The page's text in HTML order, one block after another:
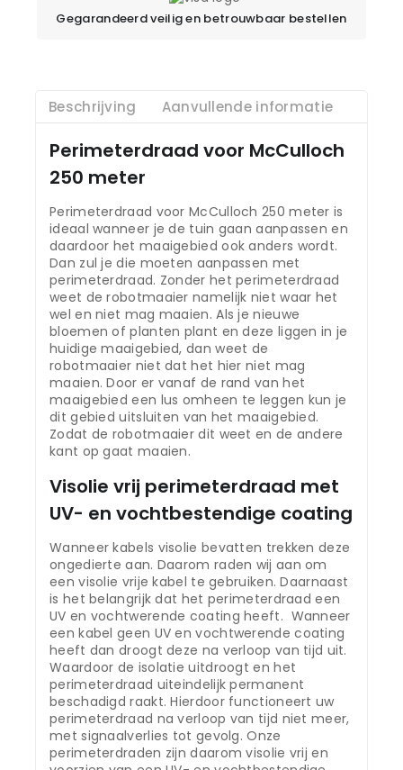
Gegarandeerd veilig en betrouwbaar bestellen
Beschrijving Aanvullende informatie
Perimeterdraad voor McCulloch
250 meter
Perimeterdraad voor McCulloch 250 meter is
ideaal wanneer je de tuin gaan aanpassen en
daardoor het maaigebied ook anders wordt.
Dan zul je die moeten aanpassen met
perimeterdraad. Zonder het perimeterdraad
weet de robotmaaier namelijk niet waar het
wel en niet mag maaien. Als je nieuwe
bloemen of planten plant en deze liggen in je
huidige maaigebied, dan weet de
robotmaaier niet dat het hier niet mag
maaien. Door er vanaf de rand van het
maaigebied een lus omheen te leggen kun je
dit gebied uitsluiten van het maaigebied.
Zodat de robotmaaier dit weet en de andere
kant op gaat maaien.
Visolie vrij perimeterdraad met
UV- en vochtbestendige coating
Wanneer kabels visolie bevatten trekken deze
ongedierte aan. Daarom raden wij aan om
een visolie vrije kabel te gebruiken. Daarnaast
is het belangrijk dat het perimeterdraad een
UV en vochtwerende coating heeft. Wanneer
een kabel geen UV en vochtwerende coating
heeft dan droogt deze na verloop van tijd uit.
Waardoor de isolatie uitdroogt en het
perimeterdraad uiteindelijk permanent
beschadigd raakt. Hierdoor functioneert uw
perimeterdraad na verloop van tijd niet meer,
met signaalverlies tot gevolg. Onze
perimeterdraden zijn daarom visolie vrij en